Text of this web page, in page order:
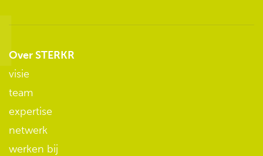
Over STERKR
visie
team
expertise
netwerk
werken bij